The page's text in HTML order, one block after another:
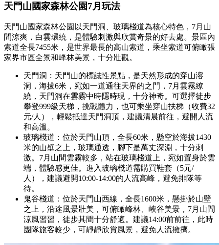
天門山國家森林公園7月玩法
天門山國家森林公園以天門洞、玻璃棧道為核心特色，7月山
間涼爽，白雲環繞，是體驗刺激與欣賞奇景的好去處。景區內
索道全長7455米，是世界最長的高山索道，乘坐索道可俯瞰張
家界市區全景和峰林美景，十分壯觀。
天門洞：天門山的標誌性景點，是天然形成的穿山溶
洞，海拔6米，宛如一道通往天界的之門，7月雲霧繚
繞，天門洞在雲霧中時隱時現，十分神奇。可選擇徒步
攀登999級天梯，挑戰體力，也可乘坐穿山扶梯（收費32
元/人），輕鬆抵達天門洞頂，建議清晨前往，避開人流
和高溫。
玻璃棧道：位於天門山頂，全長60米，懸空於海拔1430
米的山壁之上，玻璃通透，腳下是萬丈深淵，十分刺
激。7月山間雲霧較多，站在玻璃棧道上，宛如置身於雲
端，體驗感更佳。進入玻璃棧道需購買鞋套（5元/
人），建議避開10:00-14:00的人流高峰，避免排隊等
待。
鬼谷棧道：位於天門山西線，全長1600米，懸掛於山壁
之上，沿途風景壯美，可俯瞰峰林、峽谷美景，7月山間
涼風習習，徒步其間十分舒適。建議14:00前前往，此時
團隊旅客較少，可靜靜欣賞風景，避免人流擁擠。